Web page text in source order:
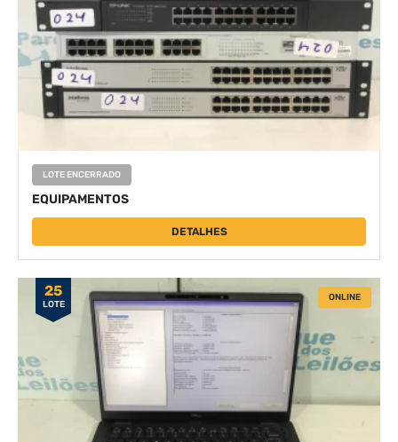
LOTE ENCERRADO
EQUIPAMENTOS
DETALHES
25
LOTE
ONLINE